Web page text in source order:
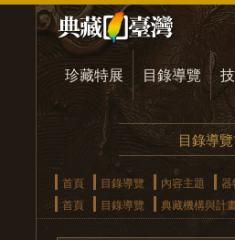
珍藏特展 目錄導覽
目錄導
首頁 目錄導覽 內容主題 器
首頁
目錄導覽 典藏機構與計